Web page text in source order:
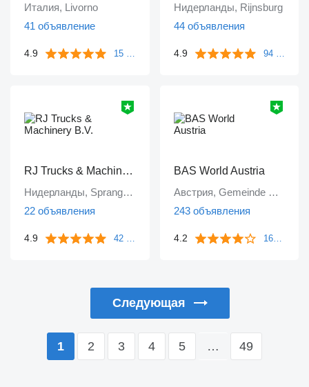
Италия, Livorno
41 объявление
4.9
Нидерланды, Rijnsburg
44 объявления
4.9
RJ Trucks & Machinery B.V.
Нидерланды, Sprang-Capelle
22 объявления
4.9
BAS World Austria
Австрия, Gemeinde Bruck an der Leitha
243 объявления
4.2 1643 отзыва
Следующая
1 2 3 4 5 … 49